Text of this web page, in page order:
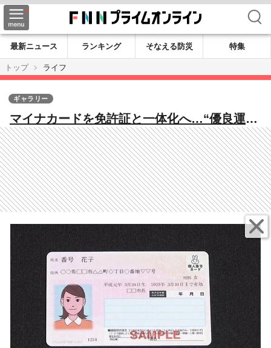
検索
最新ニュース ランキング そなえる防災
特集
トップ
ライフ
マイナカードを免許証と一体化へ…“優良運転
者”はオンラインで更新時講習など４つのメリ
ット 現行免許証と2つ持ちも可能
ギャラリー